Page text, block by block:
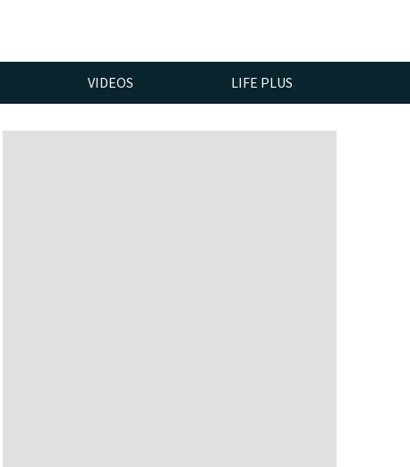
VIDEOS LIFE PLUS